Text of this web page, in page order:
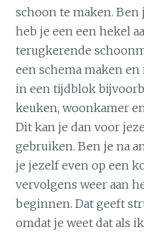
schoon te maken.
heb je een een hekel
terugkerende
een schema maken
in een tijdblok
keuken, woonkamer
Dit kan je dan voor
gebruiken. Ben je na
je jezelf even op een
vervolgens weer aan
beginnen. Dat geeft
omdat je weet dat als